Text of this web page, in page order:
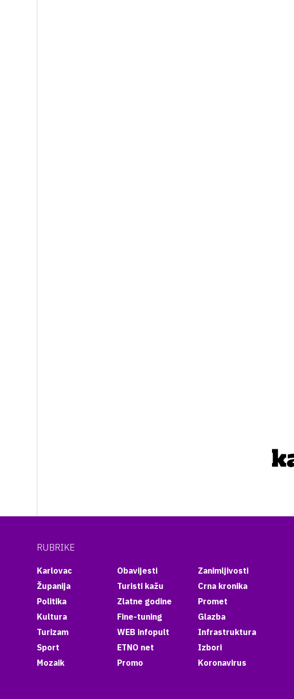
RUBRIKE
Karlovac
Županija
Politika
Kultura
Turizam
Sport
Mozaik
Obavijesti
Turisti kažu
Zlatne godine
Fine-tuning
WEB infopult
ETNO net
Promo
Zanimljivosti
Crna kronika
Promet
Glazba
Infrastruktura
Izbori
Koronavirus